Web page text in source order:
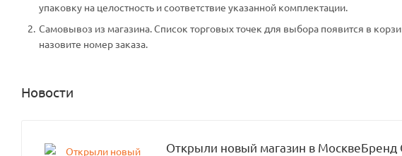
упаковку на целостность и соответствие указанной комплектации.
Самовывоз из магазина. Список торговых точек для выбора появится в
назовите номер заказа.
Новости
Открыли новый магазин в